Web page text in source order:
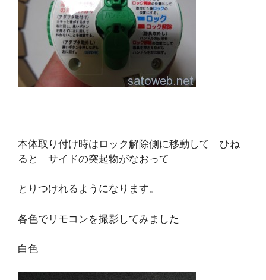
本体取り付け時はロック解除側に移動して ひね
ると サイドの突起物がなおって
とりつけれるようになります。
各色でリモコンを撮影してみました
白色